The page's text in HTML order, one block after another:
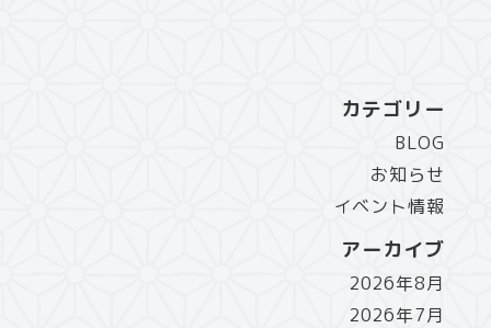
カテゴリー
BLOG
お知らせ
イベント情報
アーカイブ
2026年8月
2026年7月